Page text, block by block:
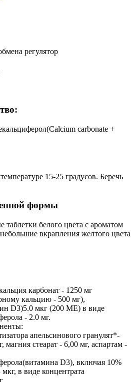
регулятор
carbonate +
15-25 градусов. Беречь
формы
белого цвета с ароматом
вкрапления желтого цвета
карбонат - 1250 мг
кальцию - 500 мг),
D3)5.0 мкг (200 ME) в виде
- 2.0 мг.
апельсинового гранулят*-
магния стеарат - 6,00 мг, аспартам -
D3), включая 10%
в виде концентрата